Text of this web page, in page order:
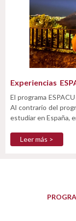
Experiencias
El programa
Al contrario del
estudiar en España,
Leer más >